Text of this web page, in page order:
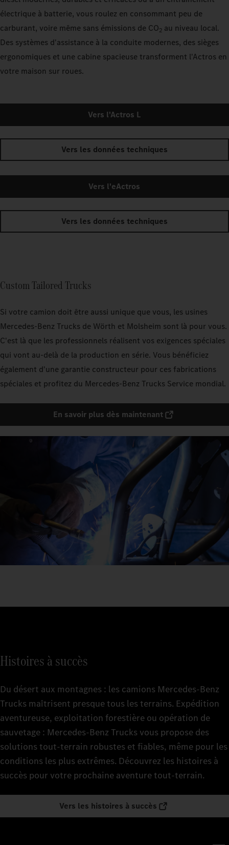
électrique à batterie, vous roulez en consommant peu de
carburant, voire même sans émissions de CO2 au niveau local.
Des systèmes d'assistance à la conduite modernes, des sièges
ergonomiques et une cabine spacieuse transforment l'Actros en
votre maison sur roues.
Vers l'Actros L
Vers les données techniques
Vers l'eActros
Vers les données techniques
Custom Tailored Trucks
Si votre camion doit être aussi unique que vous, les usines
Mercedes‑Benz Trucks de Wörth et Molsheim sont là pour vous.
C'est là que les professionnels réalisent vos exigences spéciales
qui vont au-delà de la production en série. Vous bénéficiez
également d'une garantie constructeur pour ces fabrications
spéciales et profitez du Mercedes‑Benz Trucks Service mondial.
En savoir plus dès maintenant
Histoires à succès
Du désert aux montagnes : les camions Mercedes‑Benz
Trucks maîtrisent presque tous les terrains. Expédition
aventureuse, exploitation forestière ou opération de
sauvetage : Mercedes‑Benz Trucks vous propose des
solutions tout-terrain robustes et fiables, même pour les
conditions les plus extrêmes. Découvrez les histoires à
succès pour votre prochaine aventure tout-terrain.
Vers les histoires à succès